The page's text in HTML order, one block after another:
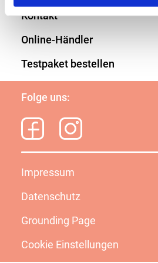
Kontakt
Online-Händler
Testpaket bestellen
Folge uns:
Impressum
Datenschutz
Grounding Page
Cookie Einstellungen